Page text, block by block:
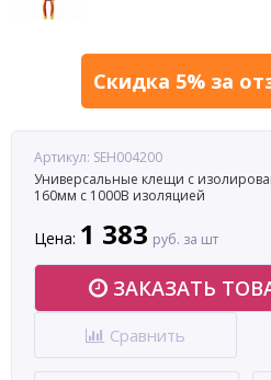
Скидка 5% за
Артикул: SEH004200
Универсальные клещи с
160мм с 1000В изоляцией
Цена: 1 383 руб. за шт
ЗАКАЗАТЬ
Сравнить